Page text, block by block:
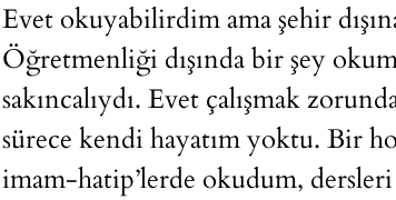
Evet okuyabilirdim ama şehir
Öğretmenliği dışında bir şey
sakıncalıydı. Evet çalışmak
sürece kendi hayatım yoktu. Bir
imam-hatip’lerde okudum,